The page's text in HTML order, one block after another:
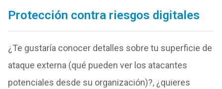
Protección contra riesgos digitales
¿Te gustaría conocer detalles sobre tu superficie de
ataque externa (qué pueden ver los atacantes
potenciales desde su organización)?, ¿quieres